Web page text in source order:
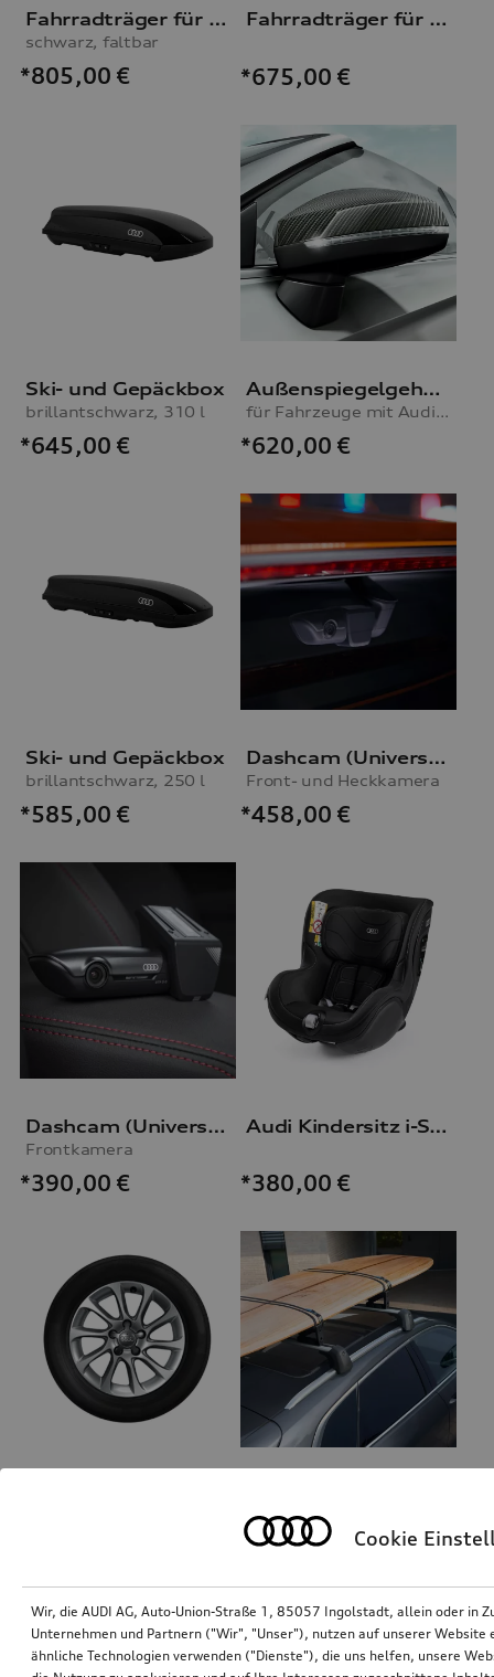
Fahrradträger für die Anhängevorrichtung
schwarz, faltbar
*805,00 €
Fahrradträger für die Anhängevorrichtung
*675,00 €
Ski- und Gepäckbox
brillantschwarz, 310 l
*645,00 €
Außenspiegelgehäuse Carbon
für Fahrzeuge mit Audi side assist
*620,00 €
Ski- und Gepäckbox
brillantschwarz, 250 l
*585,00 €
Dashcam (Universal Traffic Recorder 2.0)
Front- und Heckkamera
*458,00 €
Dashcam (Universal Traffic Recorder 2.0)
Frontkamera
*390,00 €
Audi Kindersitz i-Size
*380,00 €
*365,00
Cookie
Wir, die AUDI AG, Auto-Union-Straße 1, 85057 Ingolstadt, allein oder in
Unternehmen und Partnern ("Wir", "Unser"), nutzen auf unserer Website
ähnliche Technologien verwenden ("Dienste"), die uns helfen, unsere